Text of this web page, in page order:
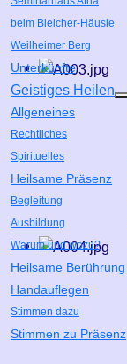
beim Bleicher-Häusle
Weilheimer Berg
Unterkünfte
Geistiges Heilen
Allgeneines
Rechtliches
Spirituelles
Heilsame Präsenz
Begleitung
Ausbildung
Warum und wozu?
Heilsame Berührung
Handauflegen
Stimmen dazu
Stimmen zu Präsenz